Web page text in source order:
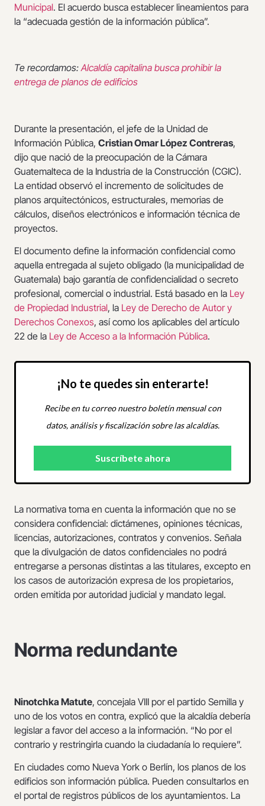
Municipal. El acuerdo busca establecer lineamientos para
la “adecuada gestión de la información pública”.
Te recordamos:Alcaldía capitalina busca prohibir la
entrega de planos de edificios
Durante la presentación, el jefe de la Unidad de
Información Pública, Cristian Omar López Contreras,
dijo que nació de la preocupación de la Cámara
Guatemalteca de la Industria de la Construcción (CGIC).
La entidad observó el incremento de solicitudes de
planos arquitectónicos, estructurales, memorias de
cálculos, diseños electrónicos e información técnica de
proyectos.
El documento define la información confidencial como
aquella entregada al sujeto obligado (la municipalidad de
Guatemala) bajo garantía de confidencialidad o secreto
profesional, comercial o industrial. Está basado en la Ley
de Propiedad Industrial, la Ley de Derecho de Autor y
Derechos Conexos, así como los aplicables del artículo
22 de la Ley de Acceso a la Información Pública.
¡No te quedes sin enterarte!
Recibe en tu correo nuestro boletín mensual con
datos, análisis y fiscalización sobre las alcaldías.
La normativa toma en cuenta la información que no se
considera confidencial: dictámenes, opiniones técnicas,
licencias, autorizaciones, contratos y convenios. Señala
que la divulgación de datos confidenciales no podrá
entregarse a personas distintas a las titulares, excepto en
los casos de autorización expresa de los propietarios,
orden emitida por autoridad judicial y mandato legal.
Norma redundante
Ninotchka Matute, concejala VIII por el partido Semilla y
uno de los votos en contra, explicó que la alcaldía debería
legislar a favor del acceso a la información. “No por el
contrario y restringirla cuando la ciudadanía lo requiere”.
En ciudades como Nueva York o Berlín, los planos de los
edificios son información pública. Pueden consultarlos en
el portal de registros públicos de los ayuntamientos. La